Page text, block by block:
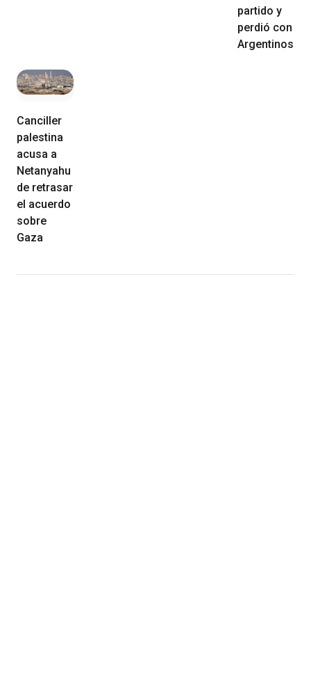
partido y
perdió con
Argentinos
Canciller
palestina
acusa a
Netanyahu
de retrasar
el acuerdo
sobre
Gaza